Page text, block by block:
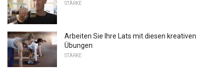
STÄRKE
Arbeiten Sie Ihre Lats mit diesen kreativen
Übungen
STÄRKE